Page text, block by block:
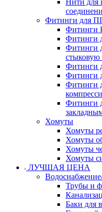
Нити для
Фитинги для
Фитинги
Фитинги
стыковую
Фитинги
Фитинги
Фитинги
Фитинги
Хомуты
Хомуты
Хомуты
Хомуты
Хомуты
ЛУЧШАЯ ЦЕНА
Трубы и
Баки для